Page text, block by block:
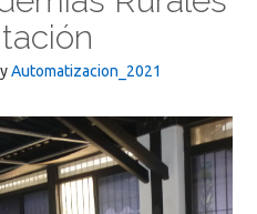
Automatizacion_2021